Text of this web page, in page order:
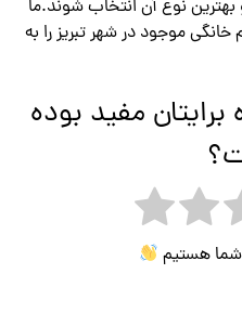
بهترین نوع آن انتخاب شوند.ما
خانگی موجود در شهر تبریز را به
مفید بوده
شما هستیم